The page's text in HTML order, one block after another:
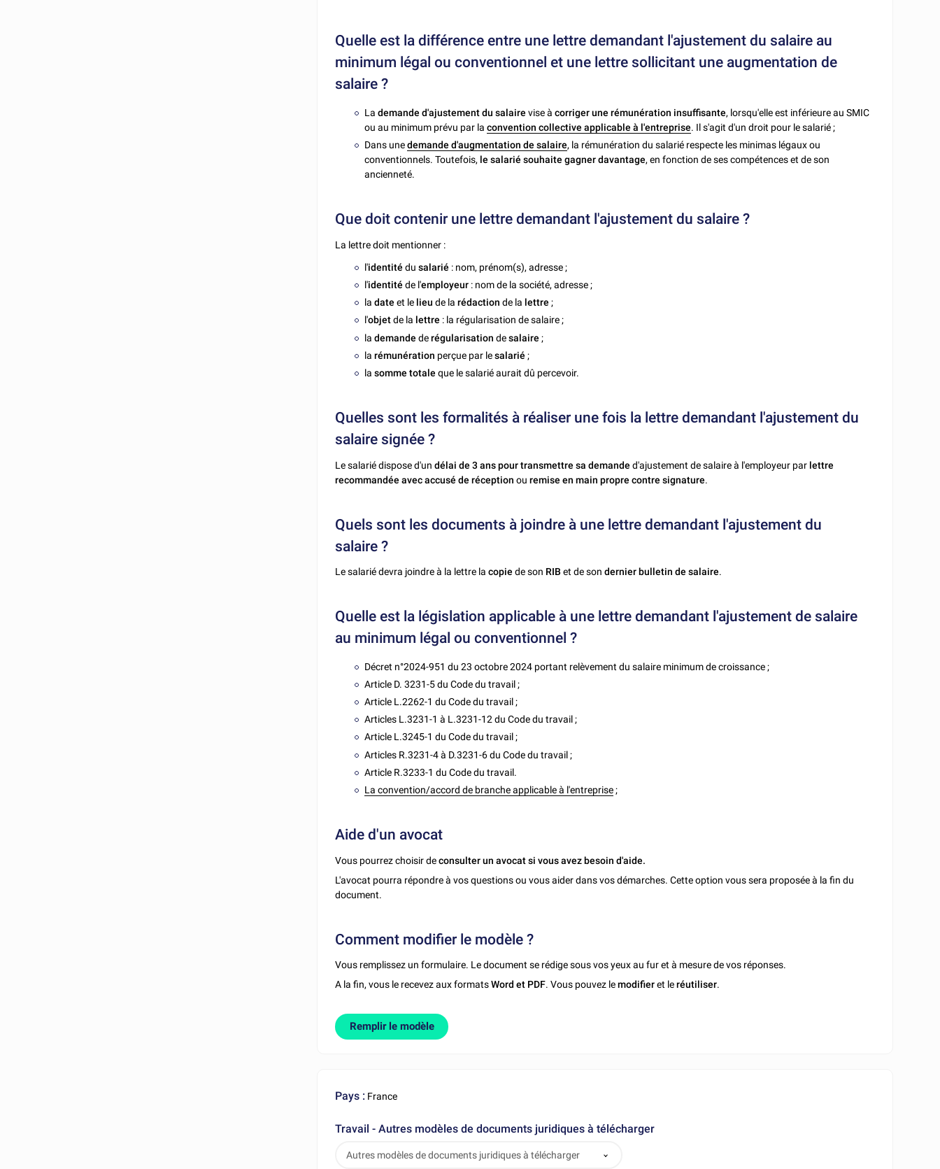
Quelle est la différence entre une lettre demandant l'ajustement du salaire au
minimum légal ou conventionnel et une lettre sollicitant une augmentation de
salaire ?
Lademande d'ajustement du salairevise à corriger une rémunération insuffisante, lorsqu'elle est inférieure au SMIC
ou au minimum prévu par laconvention collective applicable à l'entreprise. Il s'agit d'un droit pour le salarié ;
Dans unedemande d'augmentation de salaire, la rémunération du salarié respecte les minimas légaux ou
conventionnels. Toutefois, le salarié souhaite gagner davantage, en fonction de ses compétences et de son
ancienneté.
Que doit contenir une lettre demandant l'ajustement du salaire ?
La lettre doit mentionner :
l'identitédu salarié : nom, prénom(s), adresse ;
l'identité de l'employeur : nom de la société, adresse ;
ladateet le lieude larédactionde la lettre ;
l'objetde la lettre : la régularisation de salaire ;
lademandederégularisation desalaire ;
larémunération perçue par lesalarié ;
lasomme totaleque le salarié aurait dû percevoir.
Quelles sont les formalités à réaliser une fois la lettre demandant l'ajustement du
salaire signée ?
Le salarié dispose d'undélai de 3 ans pour transmettre sa demanded'ajustement de salaire à l'employeur par lettre
recommandée avec accusé de réceptionouremise en main propre contre signature.
Quels sont les documents à joindre à une lettre demandant l'ajustement du
salaire ?
Le salarié devra joindre à la lettre la copie de son RIBet de sondernier bulletin de salaire.
Quelle est la législation applicable à une lettre demandant l'ajustement de salaire
au minimum légal ou conventionnel ?
Décret n°2024-951 du 23 octobre 2024 portant relèvement du salaire minimum de croissance ;
Article D. 3231-5 du Code du travail ;
Article L.2262-1 du Code du travail ;
Articles L.3231-1 à L.3231-12 du Code du travail ;
Article L.3245-1 du Code du travail ;
Articles R.3231-4 à D.3231-6 du Code du travail ;
Article R.3233-1 du Code du travail.
La convention/accord de branche applicable à l'entreprise;
Aide d'un avocat
Vous pourrez choisir deconsulter un avocat si vous avez besoin d'aide.
L'avocat pourra répondre à vos questions ou vous aider dans vos démarches. Cette option vous sera proposée à la fin du
document.
Comment modifier le modèle ?
Vous remplissez un formulaire. Le document se rédige sous vos yeux au fur et à mesure de vos réponses.
A la fin, vous le recevez aux formatsWord et PDF. Vous pouvez lemodifieret leréutiliser.
Remplir le modèle
Pays : France
Travail - Autres modèles de documents juridiques à télécharger
Autres modèles de documents juridiques à télécharger